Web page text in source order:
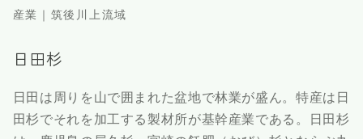
産業｜筑後川上流域
日田杉
日田は周りを山で囲まれた盆地で林業が盛ん。特産は日
田杉でそれを加工する製材所が基幹産業である。日田杉